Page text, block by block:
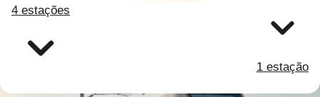
4 estações
1 estação